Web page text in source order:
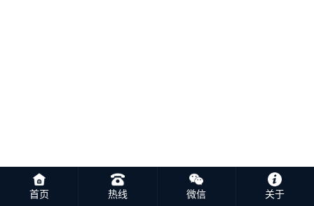
首页 热线 微信 关于